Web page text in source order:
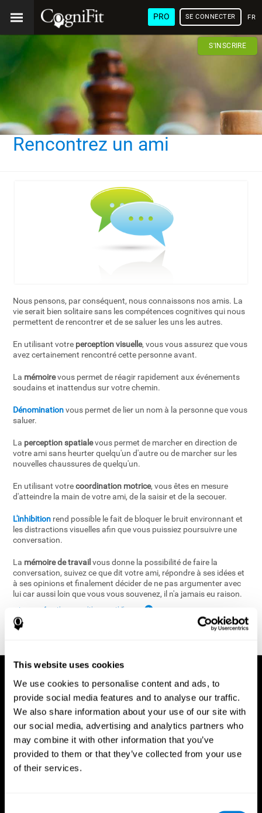
This website uses cookies
We use cookies to personalise content and ads, to
provide social media features and to analyse our traffic.
We also share information about your use of our site with
our social media, advertising and analytics partners who
may combine it with other information that you’ve
provided to them or that they’ve collected from your use
of their services.
PRO SE CONNECTER
S'INSCRIRE
Rencontrez un ami
Nous pensons, par conséquent, nous connaissons nos amis. La
vie serait bien solitaire sans les compétences cognitives qui nous
permettent de rencontrer et de se saluer les uns les autres.
En utilisant votre perception visuelle, vous vous assurez que vous
avez certainement rencontré cette personne avant.
La mémoirevous permet de réagir rapidement aux événements
soudains et inattendus sur votre chemin.
Dénominationvous permet de lier un nom à la personne que vous
saluer.
La perception spatialevous permet de marcher en direction de
votre ami sans heurter quelqu'un d'autre ou de marcher sur les
nouvelles chaussures de quelqu'un.
En utilisant votrecoordination motrice, vous êtes en mesure
d'atteindre la main de votre ami, de la saisir et de la secouer.
L'inhibition rend possible le fait de bloquer le bruit environnant et
les distractions visuelles afin que vous puissiez poursuivre une
conversation.
La mémoire de travail vous donne la possibilité de faire la
conversation, suivez ce que dit votre ami, répondre à ses idées et
à ses opinions et finalement décider de ne pas argumenter avec
lui car aussi loin que vous vous souvenez, il n'a jamais eu raison.
retour aux fonctions cognitives quotidiennes